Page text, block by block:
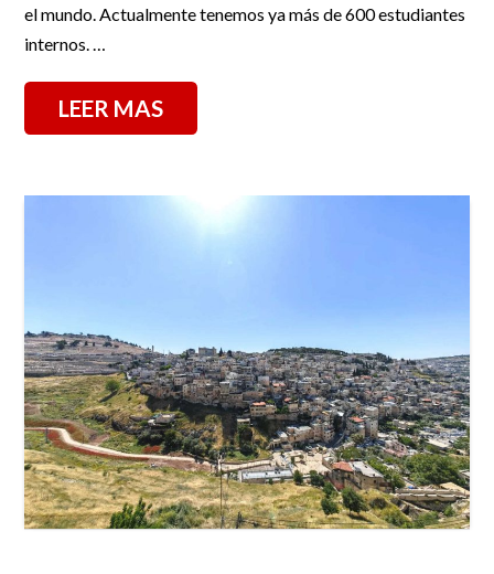
el mundo. Actualmente tenemos ya más de 600 estudiantes
internos. …
LEER MAS